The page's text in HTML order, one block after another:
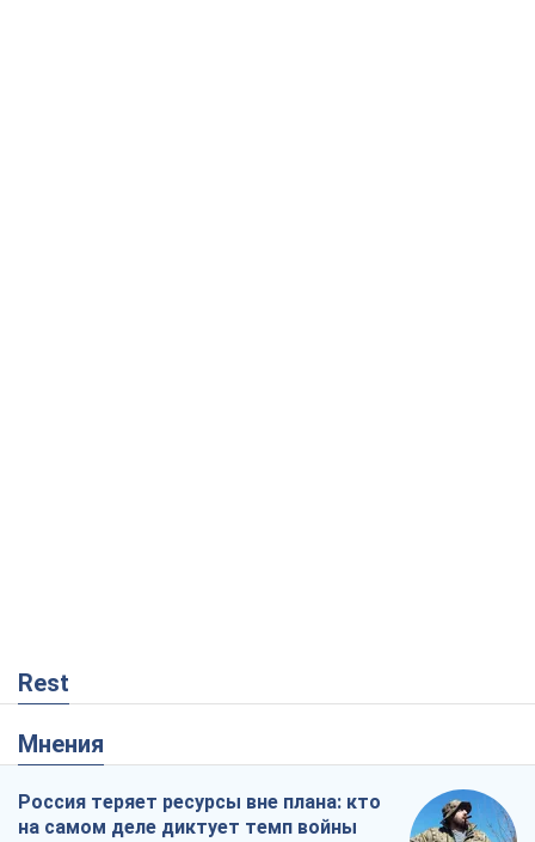
Rest
Мнения
Россия теряет ресурсы вне плана: кто
на самом деле диктует темп войны